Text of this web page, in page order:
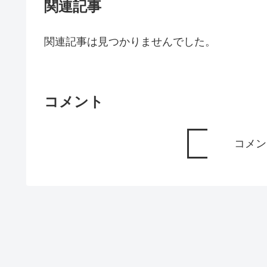
関連記事
関連記事は見つかりませんでした。
コメント
コメ